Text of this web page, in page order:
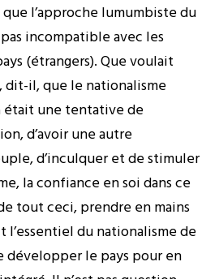
l’approche lumumbiste du
incompatible avec les
(étrangers). Que voulait
dit-il, que le nationalisme
était une tentative de
d’avoir une autre
d’inculquer et de stimuler
la confiance en soi dans ce
tout ceci, prendre en mains
l’essentiel du nationalisme de
développer le pays pour en